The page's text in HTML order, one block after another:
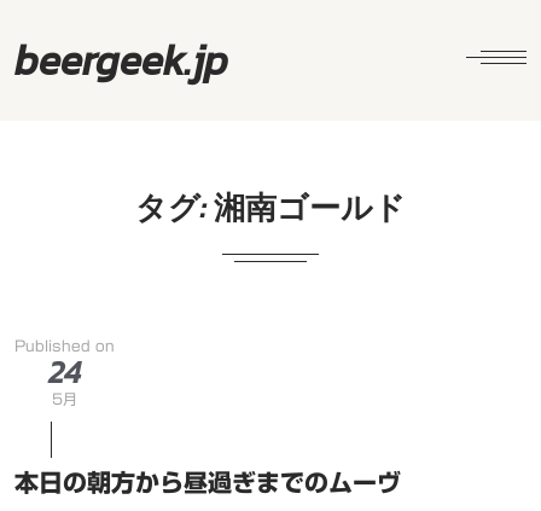
beergeek.jp
タグ:湘南ゴールド
Published on
24
5月
本日の朝方から昼過ぎまでのムーヴ